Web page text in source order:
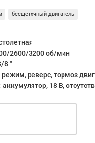
бесщеточный двигатель
2600/3200 об/мин
8 "
реверс, тормоз
аккумулятор, 18 В,